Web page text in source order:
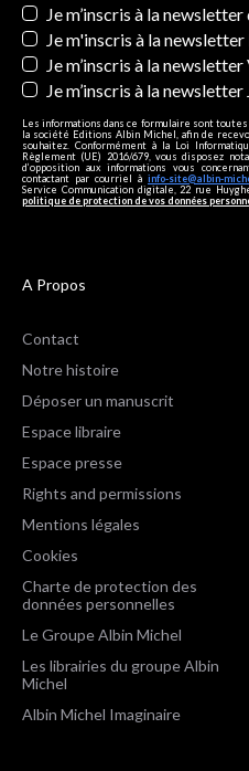
Newsletters
Je m’inscris à la
Je m'inscris à la
Je m’inscris à la
Je m’inscris à la
Les informations dans ce formulaire sont
la société Editions Albin Michel, afin de
souhaitez. Conformément à la Loi
Règlement (UE) 2016/679, vous disposez
d’opposition aux informations vous
contactant par courriel à info-site@albin-
Service Communication digitale, 22 rue
politique de protection de vos données
A Propos
Contact
Notre histoire
Déposer un manuscrit
Espace libraire
Espace presse
Rights and permissions
Mentions légales
Cookies
Charte de protection des
données personnelles
Le Groupe Albin Michel
Les librairies du groupe Albin
Michel
Albin Michel Imaginaire